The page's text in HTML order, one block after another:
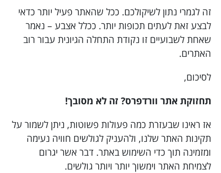
זה לגמרי נתון לשיקולכם. ככל שהאתר פעיל יותר כדאי
לבצע זאת לעתים תכופות יותר. ככלל אצבע – נאמר
שאחת לשבועיים זו נקודת התחלה הגיונית עבור רוב
האתרים.
לסיכום,
תחזוקת אתר וורדפרס? זה לא מסובך!
אז ראינו שבעזרת כמה פעולות פשוטות, ניתן לשמור על
תקינות האתר שלנו, ולהעניק לגולשים חוויה נעימה
ומזמינה תוך כדי השימוש באתר. דבר אשר יגרום
לצמיחת האתר וימשוך יותר ויותר גולשים.